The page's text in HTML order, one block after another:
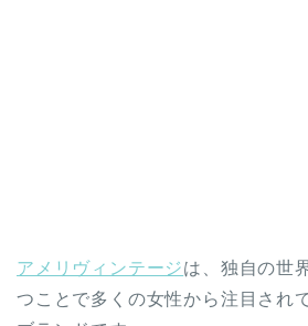
アメリヴィンテージは、独自の世
つことで多くの女性から注目され